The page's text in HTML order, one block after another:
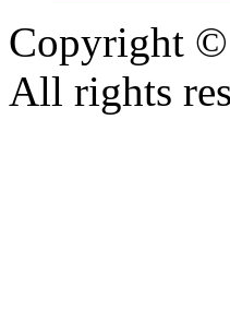
Copyright ©
All rights